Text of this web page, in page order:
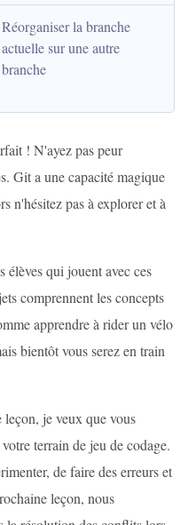
Réorganiser la branche
actuelle sur une autre
branche
! N'ayez pas peur
Git a une capacité magique
n'hésitez pas à explorer et à
qui jouent avec ces
comprennent les concepts
apprendre à rider un vélo
bientôt vous serez en train
je veux que vous
terrain de jeu de codage.
de faire des erreurs et
leçon, nous